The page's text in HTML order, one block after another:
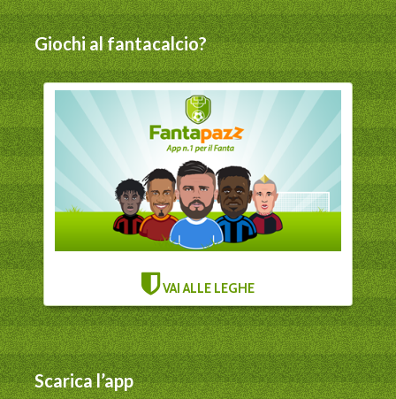
Giochi al fantacalcio?
VAI ALLE LEGHE
Scarica l’app